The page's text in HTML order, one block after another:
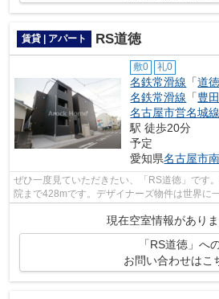
賃貸 | アパート RS道徳
敷0 礼0
名鉄常滑線 「道徳
名鉄常滑線 「豊
名古屋市営名城線
駅 徒歩20分
予定
愛知県名古屋市
ぜひ一度見ていただきたい、「RS道徳」です
院まで428mです。デザイナーズ物件は世界に
現在空室情報がありま
「RS道徳」へ
お問い合わせはこ